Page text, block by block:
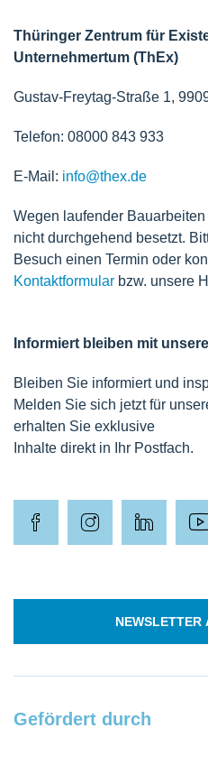
Thüringer Zentrum für
Unternehmertum (ThEx)
Gustav-Freytag-Straße 1,
Telefon: 08000 843 933
E-Mail: info@thex.de
Wegen laufender
nicht durchgehend besetzt.
Besuch einen Termin oder
Kontaktformular bzw. unsere
Informiert bleiben mit
Bleiben Sie informiert und
Melden Sie sich jetzt für
erhalten Sie exklusive
Inhalte direkt in Ihr Postfach.
NEWSLETTER
Gefördert durch